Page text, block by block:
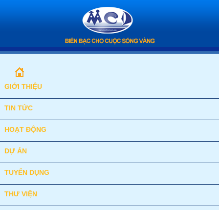
GIỚI THIỆU
TIN TỨC
HOẠT ĐỘNG
DỰ ÁN
TUYỂN DỤNG
THƯ VIỆN